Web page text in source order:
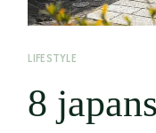
LIFESTYLE
8